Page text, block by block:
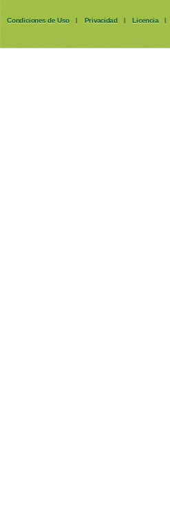
Condiciones de Uso | Privacidad | Licencia |